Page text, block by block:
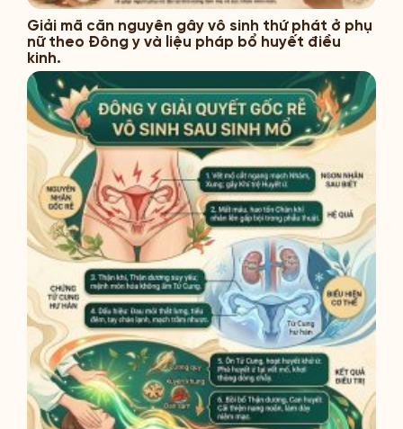
Giải mã căn nguyên gây vô sinh thứ phát ở phụ
nữ theo Đông y và liệu pháp bổ huyết điều
kinh.